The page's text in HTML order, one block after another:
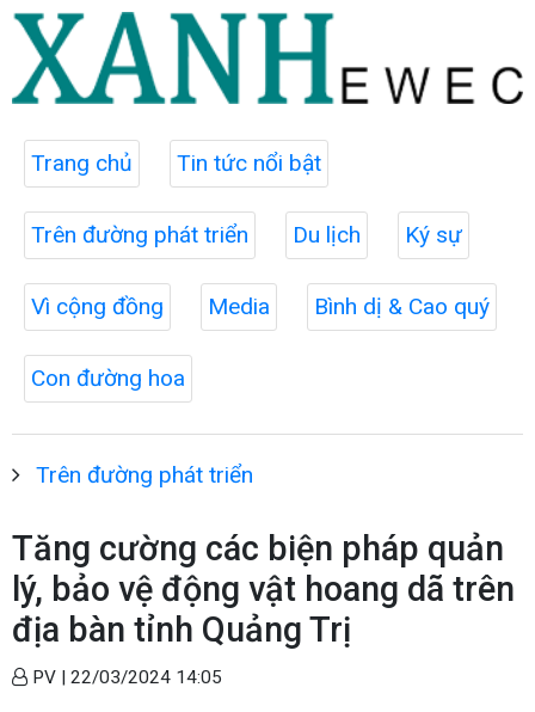
Trang chủ Tin tức nổi bật
Trên đường phát triển Du lịch Ký sự
Vì cộng đồng Media Bình dị & Cao quý
Con đường hoa
Trên đường phát triển
Tăng cường các biện pháp quản
lý, bảo vệ động vật hoang dã trên
địa bàn tỉnh Quảng Trị
PV | 22/03/2024 14:05